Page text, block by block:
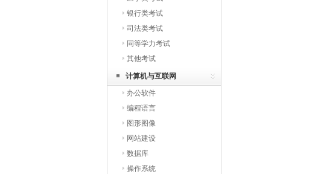
银行类考试
司法类考试
同等学力考试
其他考试
计算机与互联网
办公软件
编程语言
图形图像
网站建设
数据库
操作系统